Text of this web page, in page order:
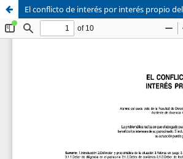
Sistema de
Bibliotecas
Asociación Civil
Foro Académico
El conflicto de interés por interés propio